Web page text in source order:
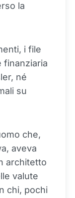
la
i file
finanziaria
né
su
che,
aveva
architetto
valute
chi, pochi